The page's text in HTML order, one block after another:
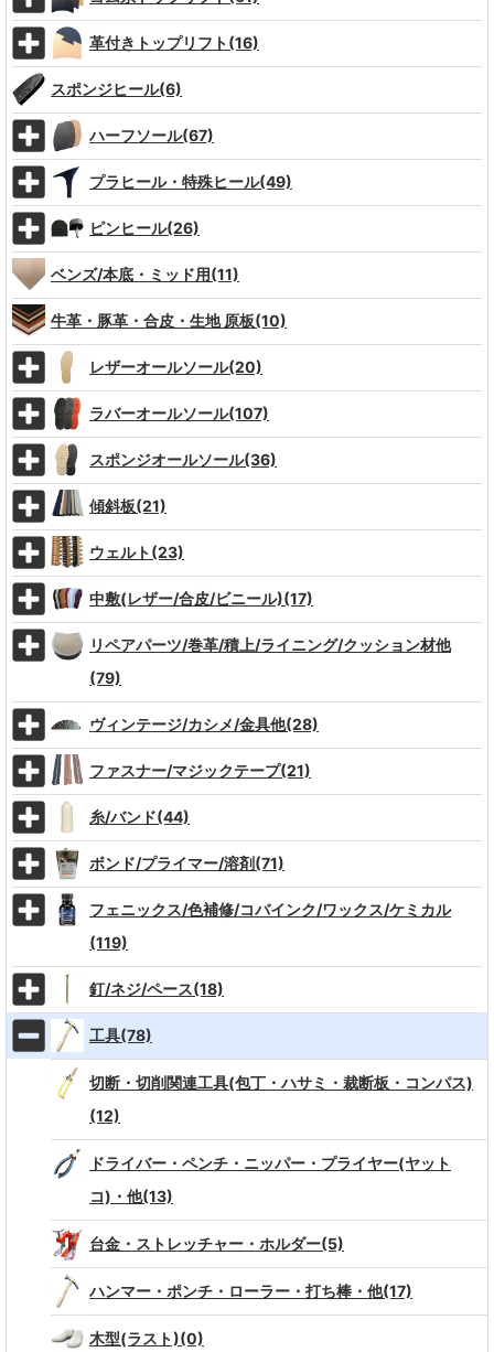
革付きトップリフト(16)
スポンジヒール(6)
ハーフソール(67)
プラヒール・特殊ヒール(49)
ピンヒール(26)
ベンズ/本底・ミッド用(11)
牛革・豚革・合皮・生地 原板(10)
レザーオールソール(20)
ラバーオールソール(107)
スポンジオールソール(36)
傾斜板(21)
ウェルト(23)
中敷(レザー/合皮/ビニール)(17)
リペアパーツ/巻革/積上/ライニング/クッション材他
(79)
ヴィンテージ/カシメ/金具他(28)
ファスナー/マジックテープ(21)
糸/バンド(44)
ボンド/プライマー/溶剤(71)
フェニックス/色補修/コバインク/ワックス/ケミカル
(119)
釘/ネジ/ペース(18)
工具(78)
切断・切削関連工具(包丁・ハサミ・裁断板・コンパス)
(12)
ドライバー・ペンチ・ニッパー・プライヤー(ヤット
コ)・他(13)
台金・ストレッチャー・ホルダー(5)
ハンマー・ポンチ・ローラー・打ち棒・他(17)
木型(ラスト)(0)